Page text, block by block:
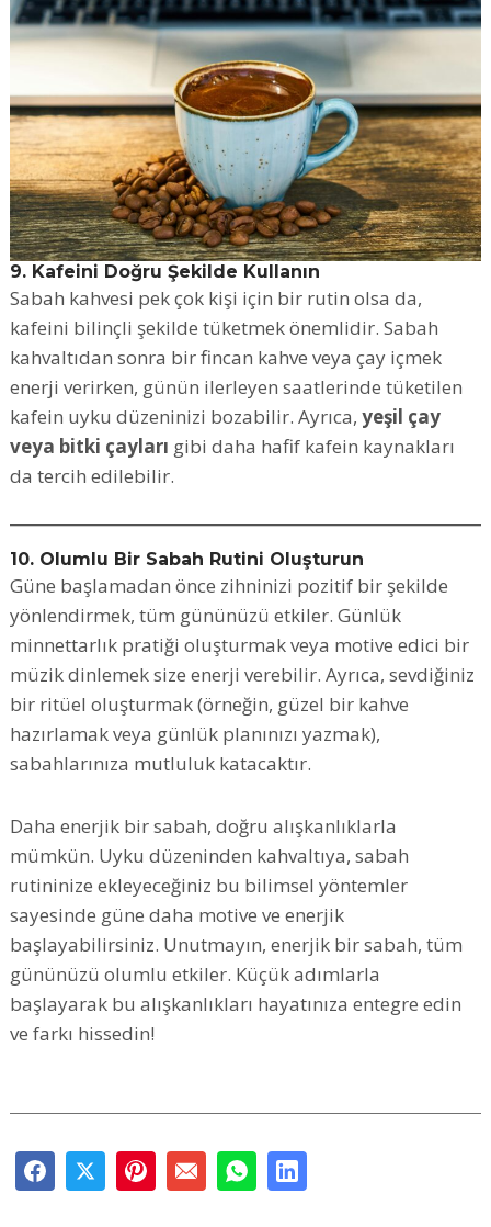
9. Kafeini Doğru Şekilde Kullanın
Sabah kahvesi pek çok kişi için bir rutin olsa da,
kafeini bilinçli şekilde tüketmek önemlidir. Sabah
kahvaltıdan sonra bir fincan kahve veya çay içmek
enerji verirken, günün ilerleyen saatlerinde tüketilen
kafein uyku düzeninizi bozabilir. Ayrıca,yeşil çay
veya bitki çayları gibi daha hafif kafein kaynakları
da tercih edilebilir.
10. Olumlu Bir Sabah Rutini Oluşturun
Güne başlamadan önce zihninizi pozitif bir şekilde
yönlendirmek, tüm gününüzü etkiler. Günlük
minnettarlık pratiği oluşturmak veya motive edici bir
müzik dinlemek size enerji verebilir. Ayrıca, sevdiğiniz
bir ritüel oluşturmak (örneğin, güzel bir kahve
hazırlamak veya günlük planınızı yazmak),
sabahlarınıza mutluluk katacaktır.
Daha enerjik bir sabah, doğru alışkanlıklarla
mümkün. Uyku düzeninden kahvaltıya, sabah
rutininize ekleyeceğiniz bu bilimsel yöntemler
sayesinde güne daha motive ve enerjik
başlayabilirsiniz. Unutmayın, enerjik bir sabah, tüm
gününüzü olumlu etkiler. Küçük adımlarla
başlayarak bu alışkanlıkları hayatınıza entegre edin
ve farkı hissedin!